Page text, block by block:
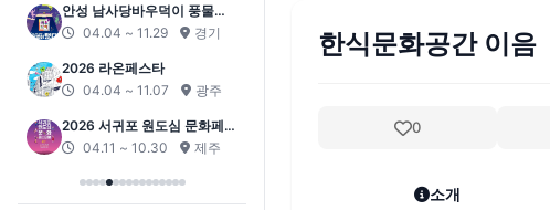
안성 남사당바우덕이 풍물단
상설 공연 ‘곰뱅이텄다’
04.04 ~ 11.29 경기
2026 라온페스타
04.04 ~ 11.07
광주
2026 서귀포 원도심 문화페스
티벌04.11 ~ 10.30 제주
한식문화공간 이음
0
소개